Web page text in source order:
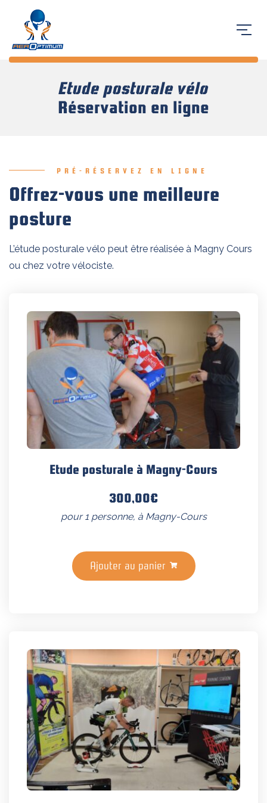
Etude posturale vélo
Réservation en ligne
PRÉ-RÉSERVEZ EN LIGNE
Offrez-vous une meilleure
posture
L’étude posturale vélo peut être réalisée à Magny Cours
ou chez votre vélociste.
Etude posturale à Magny-Cours
300,00€
pour 1 personne, à Magny-Cours
Ajouter au panier